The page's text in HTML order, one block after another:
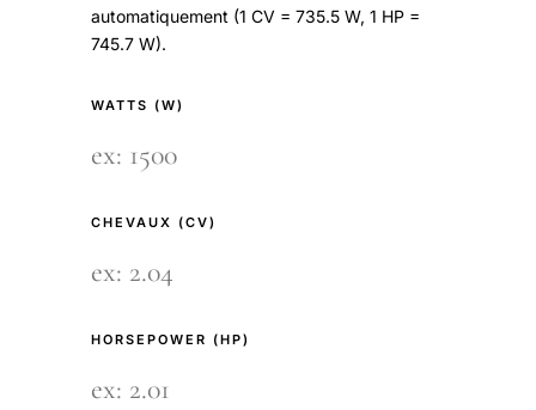
automatiquement (1 CV = 735.5 W, 1 HP =
745.7 W).
WATTS (W)
CHEVAUX (CV)
HORSEPOWER (HP)